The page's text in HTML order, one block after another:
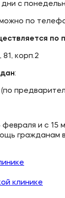
с
по
по
корп.2
:
и с
гражданам
клинике